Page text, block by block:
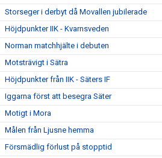
Storseger i derbyt då Movallen jubilerade
Höjdpunkter IIK - Kvarnsveden
Norman matchhjälte i debuten
Motsträvigt i Sätra
Höjdpunkter från IIK - Säters IF
Iggarna först att besegra Säter
Motigt i Mora
Målen från Ljusne hemma
Försmädlig förlust på stopptid